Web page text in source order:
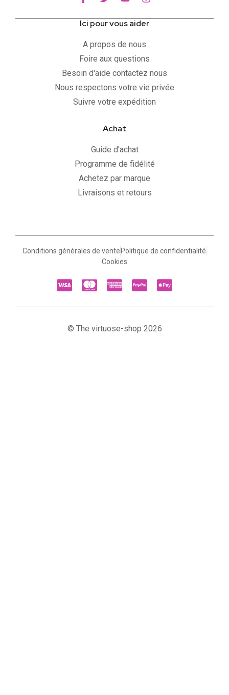
Ici pour vous aider
A propos de nous
Foire aux questions
Besoin d'aide contactez nous
Nous respectons votre vie privée
Suivre votre expédition
Achat
Guide d'achat
Programme de fidélité
Achetez par marque
Livraisons et retours
Conditions générales de vente Politique de confidentialité
Cookies
© The virtuose-shop 2026